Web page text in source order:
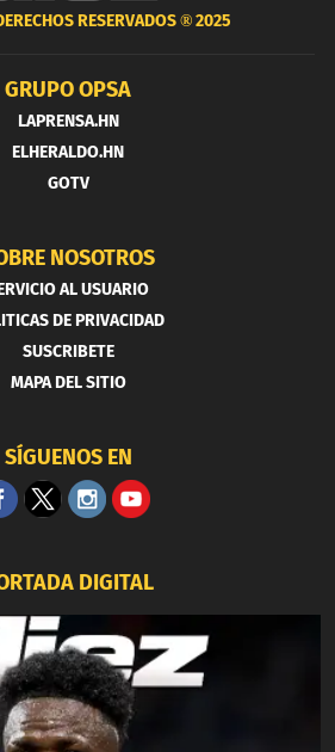
RESERVADOS ®2025
GRUPO OPSA
LAPRENSA.HN
ELHERALDO.HN
GOTV
NOSOTROS
AL USUARIO
DE PRIVACIDAD
SUSCRIBETE
MAPA DEL SITIO
SÍGUENOS EN
DIGITAL